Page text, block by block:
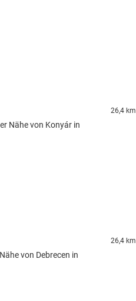
26,4 km
Nähe von Konyár in
26,4 km
von Debrecen in